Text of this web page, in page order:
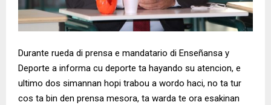
Durante rueda di prensa e mandatario di Enseñansa y
Deporte a informa cu deporte ta hayando su atencion, e
ultimo dos simannan hopi trabou a wordo haci, no ta tur
cos ta bin den prensa mesora, ta warda te ora esakinan